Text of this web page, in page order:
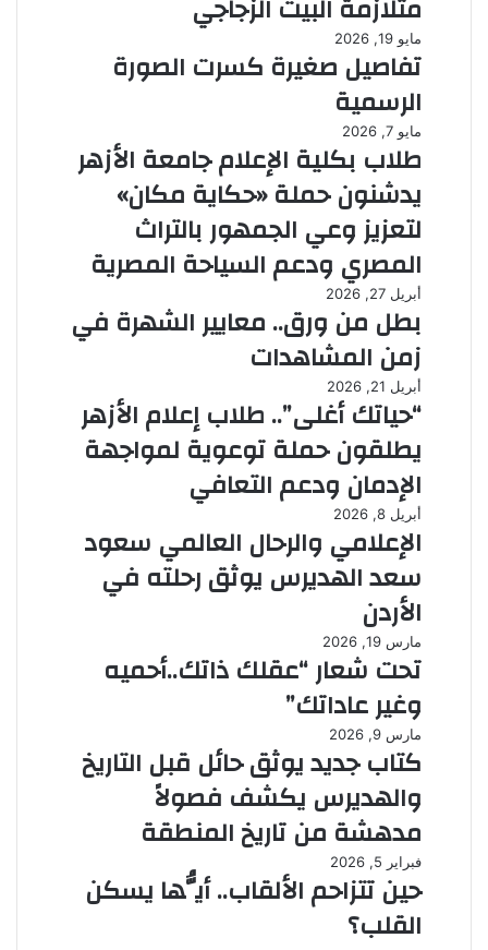
متلازمة البيت الزجاجي
مايو 19, 2026
تفاصيل صغيرة كسرت الصورة
الرسمية
مايو 7, 2026
طلاب بكلية الإعلام جامعة الأزهر
يدشنون حملة «حكاية مكان»
لتعزيز وعي الجمهور بالتراث
المصري ودعم السياحة المصرية
أبريل 27, 2026
بطل من ورق.. معايير الشهرة في
زمن المشاهدات
أبريل 21, 2026
“حياتك أغلى”.. طلاب إعلام الأزهر
يطلقون حملة توعوية لمواجهة
الإدمان ودعم التعافي
أبريل 8, 2026
الإعلامي والرحال العالمي سعود
سعد الهديرس يوثق رحلته في
الأردن
مارس 19, 2026
تحت شعار “عقلك ذاتك..أحميه
وغير عاداتك”
مارس 9, 2026
كتاب جديد يوثق حائل قبل التاريخ
والهديرس يكشف فصولاً
مدهشة من تاريخ المنطقة
فبراير 5, 2026
حين تتزاحم الألقاب.. أيُّها يسكن
القلب؟